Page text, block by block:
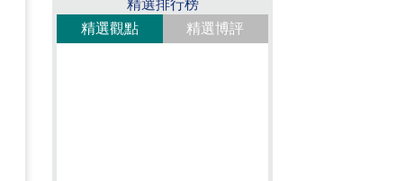
精選排行榜
精選觀點
精選博評